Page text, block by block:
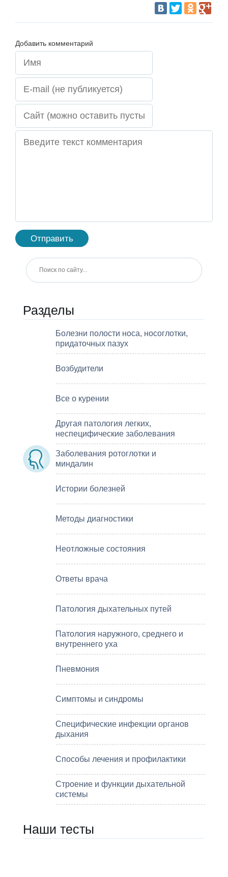
Добавить комментарий
Разделы
Болезни полости носа, носоглотки,
придаточных пазух
Возбудители
Все о курении
Другая патология легких,
неспецифические заболевания
Заболевания ротоглотки и
миндалин
Истории болезней
Методы диагностики
Неотложные состояния
Ответы врача
Патология дыхательных путей
Патология наружного, среднего и
внутреннего уха
Пневмония
Симптомы и синдромы
Специфические инфекции органов
дыхания
Способы лечения и профилактики
Строение и функции дыхательной
системы
Наши тесты